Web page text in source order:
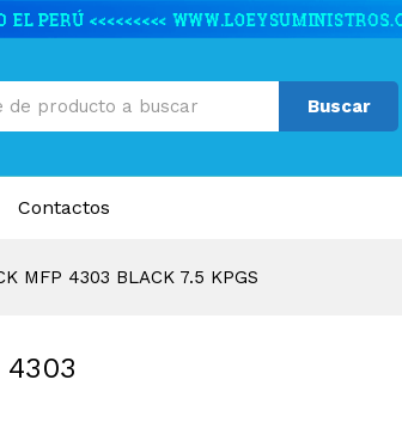
Buscar
Contactos
MFP 4303 BLACK 7.5 KPGS
4303
(0)